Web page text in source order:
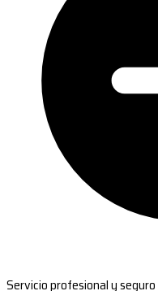
Servicio profesional y seguro